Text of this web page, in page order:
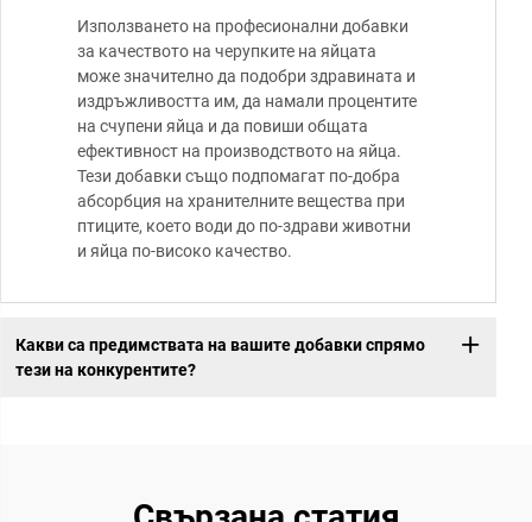
Използването на професионални добавки
за качеството на черупките на яйцата
може значително да подобри здравината и
издръжливостта им, да намали процентите
на счупени яйца и да повиши общата
ефективност на производството на яйца.
Тези добавки също подпомагат по-добра
абсорбция на хранителните вещества при
птиците, което води до по-здрави животни
и яйца по-високо качество.
Какви са предимствата на вашите добавки спрямо
тези на конкурентите?